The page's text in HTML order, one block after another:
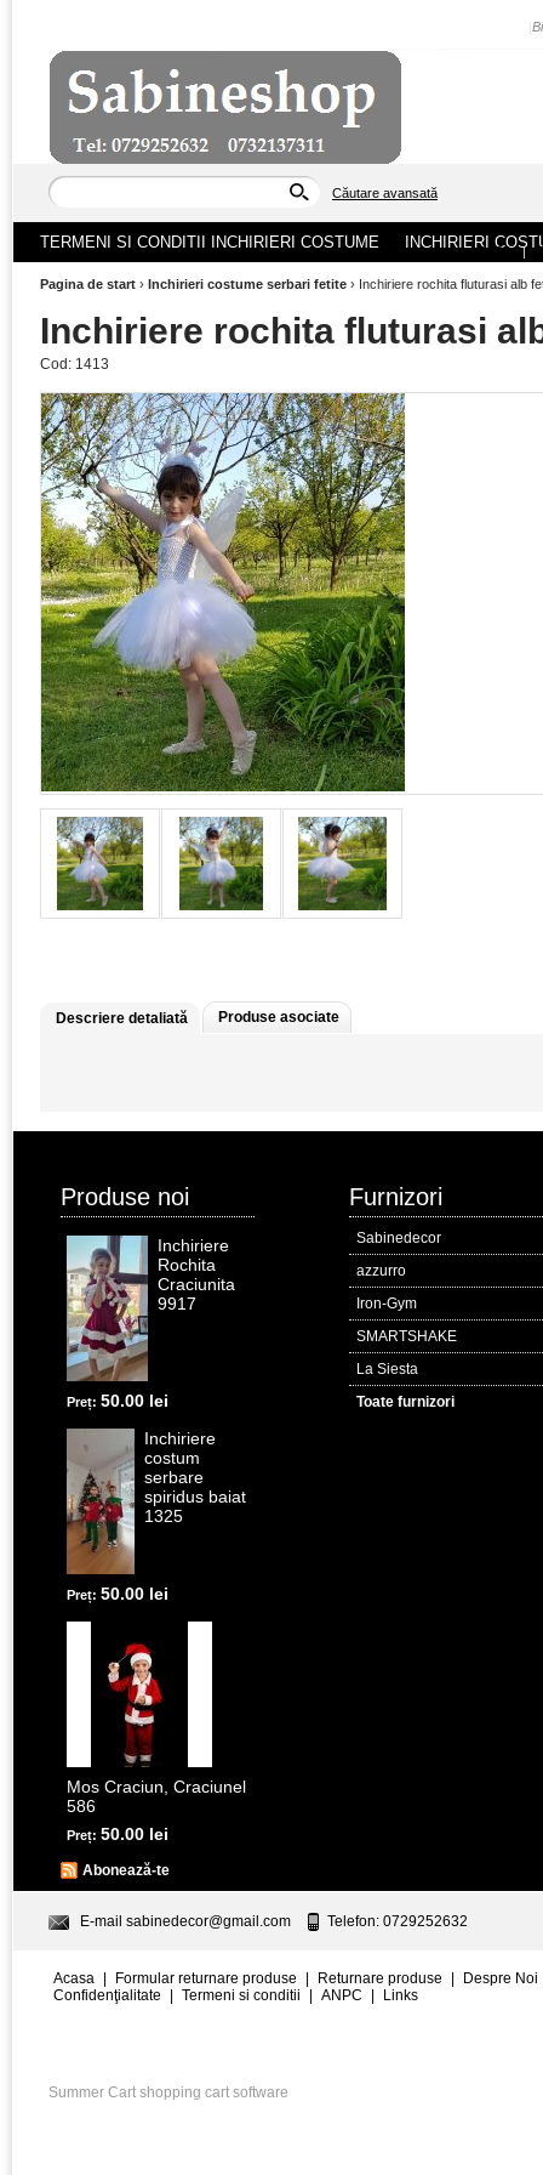
Căutare avansată
ACASA |
TERMENI SI CONDITII INCHIRIERI COSTUME INCHIRIERI
Pagina de start › Inchirieri costume serbari fetite › Inchiriere rochita fluturasi alb
Inchiriere rochita fluturasi
Cod: 1413
Descriere detaliată Produse asociate
Produse noi
Inchiriere
Rochita
Craciunita
9917
Preț: 50.00 lei
Inchiriere
costum
serbare
spiridus baiat
1325
Preț: 50.00 lei
Mos Craciun, Craciunel
586
Preț: 50.00 lei
Abonează-te
Furnizori
Sabinedecor
azzurro
Iron-Gym
SMARTSHAKE
La Siesta
Toate furnizori
E-mail sabinedecor@gmail.com Telefon: 0729252632
Acasa Formular returnare produse Returnare produse
Despre Noi
Confidenţialitate
Termeni si conditii ANPC Links
Summer Cart shopping cart software